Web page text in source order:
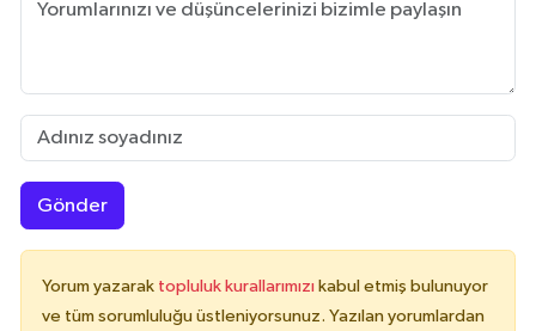
Gönder
Yorum yazarak topluluk kurallarımızı kabul etmiş bulunuyor
ve tüm sorumluluğu üstleniyorsunuz. Yazılan yorumlardan